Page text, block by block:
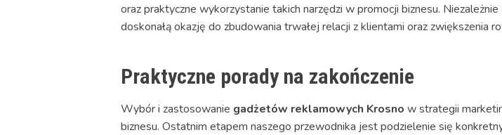
oraz praktyczne wykorzystanie takich narzędzi w promocji biznesu.
doskonałą okazję do zbudowania trwałej relacji z klientami oraz zwiększenia
Praktyczne porady na zakończenie
Wybór i zastosowanie gadżetów reklamowych Krosno w strategii
biznesu. Ostatnim etapem naszego przewodnika jest podzielenie się